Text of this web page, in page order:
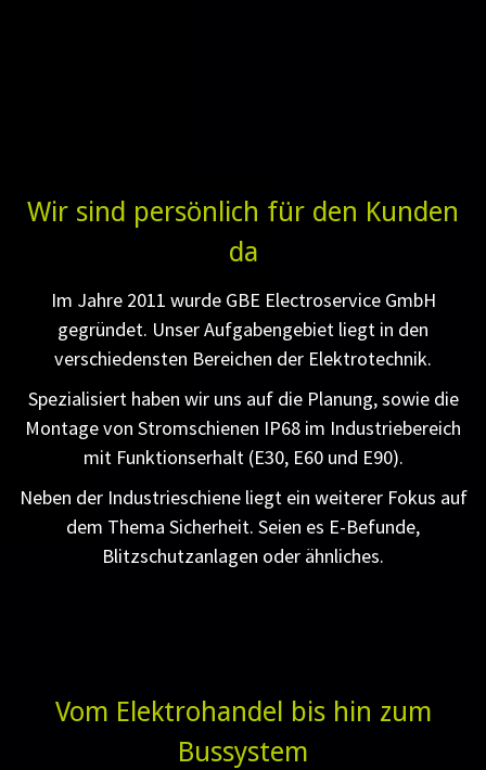
Wir sind persönlich für den Kunden
da
Im Jahre 2011 wurde GBE Electroservice GmbH
gegründet. Unser Aufgabengebiet liegt in den
verschiedensten Bereichen der Elektrotechnik.
Spezialisiert haben wir uns auf die Planung, sowie die
Montage von Stromschienen IP68 im Industriebereich
mit Funktionserhalt (E30, E60 und E90).
Neben der Industrieschiene liegt ein weiterer Fokus auf
dem Thema Sicherheit. Seien es E-Befunde,
Blitzschutzanlagen oder ähnliches.
Vom Elektrohandel bis hin zum
Bussystem